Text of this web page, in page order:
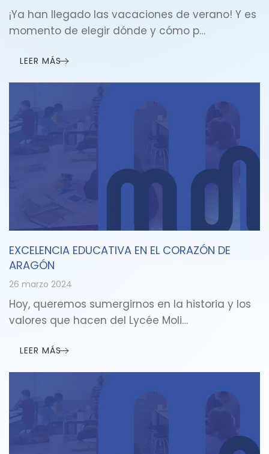
¡Ya han llegado las vacaciones de verano! Y es
momento de elegir dónde y cómo p…
LEER MÁS
EXCELENCIA EDUCATIVA EN EL CORAZÓN DE
ARAGÓN
26 marzo 2024
Hoy, queremos sumergirnos en la historia y los
valores que hacen del Lycée Moli…
LEER MÁS